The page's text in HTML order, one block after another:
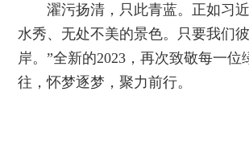
濯污扬清，只此青蓝。正如习
水秀、无处不美的景色。只要我们
岸。”全新的2023，再次致敬每一
往，怀梦逐梦，聚力前行。